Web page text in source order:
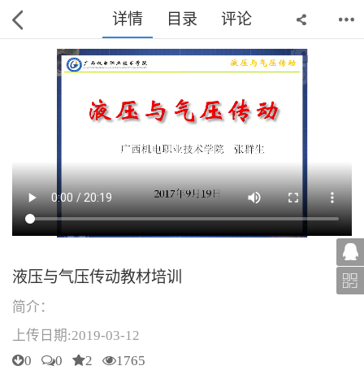
详情 目录 评论
液压与气压传动教材培训
简介：
上传日期:2019-03-12
0 0 2 1765